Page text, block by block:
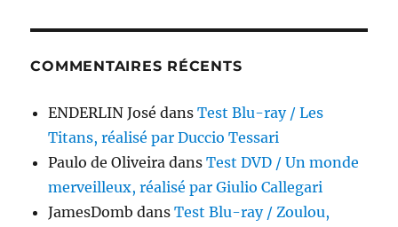
COMMENTAIRES RÉCENTS
ENDERLIN José dansTest Blu-ray / Les
Titans, réalisé par Duccio Tessari
Paulo de Oliveira dansTest DVD / Un monde
merveilleux, réalisé par Giulio Callegari
JamesDomb dansTest Blu-ray / Zoulou,